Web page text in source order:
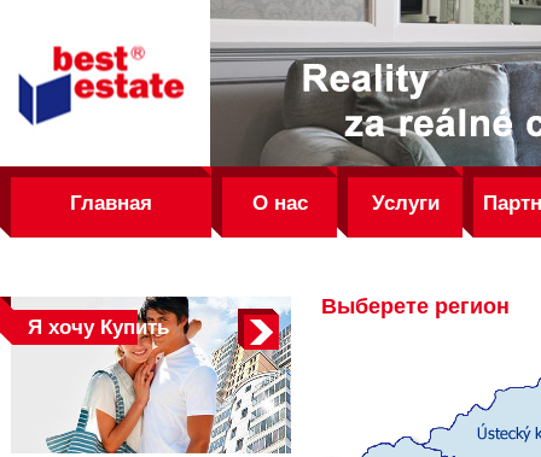
best
estate
Главная О нас Услуги
Я хочуКупить
Выберете регион